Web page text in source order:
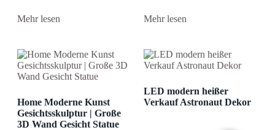
Mehr lesen Mehr lesen
Home Moderne Kunst
Gesichtsskulptur | Große
3D Wand Gesicht Statue
LED modern heißer
Verkauf Astronaut Dekor